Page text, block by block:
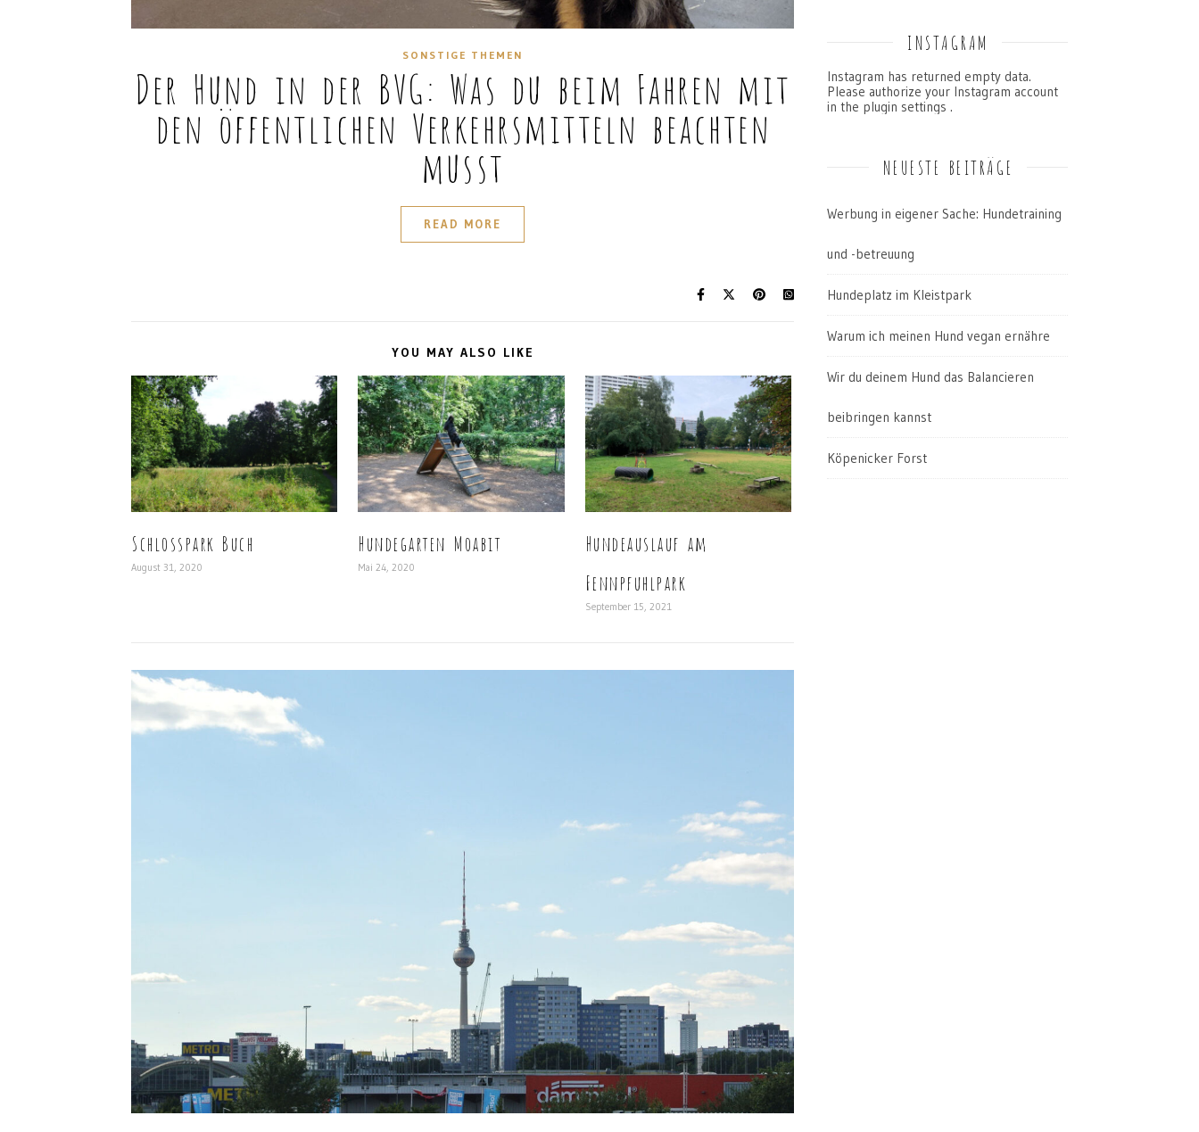
SONSTIGE THEMEN
Der Hund in der BVG: Was du beim Fahren mit
den öffentlichen Verkehrsmitteln beachten
musst
READ MORE
YOU MAY ALSO LIKE
Schlosspark Buch
August 31, 2020
Hundegarten Moabit
Mai 24, 2020
Hundeauslauf am
Fennpfuhlpark
September 15, 2021
INSTAGRAM
Instagram has returned empty data.
Please authorize your Instagram account
in the plugin settings .
NEUESTE BEITRÄGE
Werbung in eigener Sache: Hundetraining
und -betreuung
Hundeplatz im Kleistpark
Warum ich meinen Hund vegan ernähre
Wir du deinem Hund das Balancieren
beibringen kannst
Köpenicker Forst